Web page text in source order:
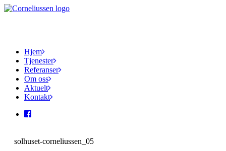
Hjem
Tjenester
Referanser
Om oss
Aktuelt
Kontakt
solhuset-corneliussen_05